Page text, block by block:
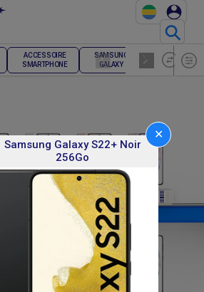
⚲
Samsung Galaxy S22+ Noir
256Go
✕
ACCESSOIRE
SMARTPHONE
SAMSUNG
GALAXY
TELEPHONE
FIXE
307 800F 291 600